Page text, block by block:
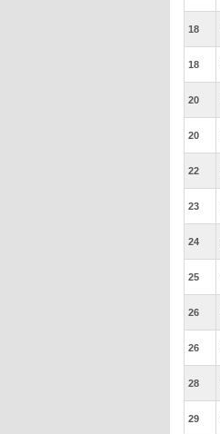
18
18
20
20
22
23
24
25
26
26
28
29